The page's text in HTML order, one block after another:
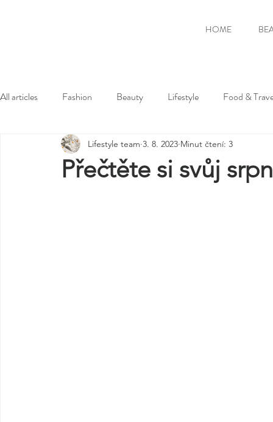
HOME
All articles Fashion Beauty Lifestyle Food &
Přečtěte si svůj
Lifestyle team 3. 8. 2023 Minut čtení: 3